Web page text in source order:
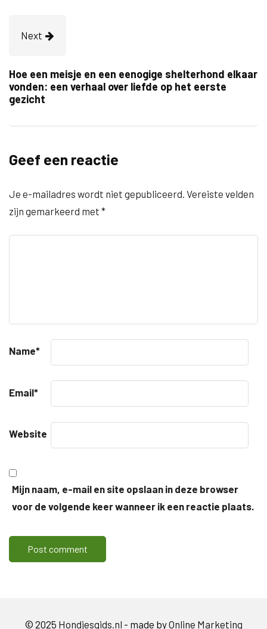
Next
Hoe een meisje en een eenogige shelterhond elkaar
vonden: een verhaal over liefde op het eerste
gezicht
Geef een reactie
Je e-mailadres wordt niet gepubliceerd. Vereiste velden
zijn gemarkeerd met *
Name*
Email*
Website
Mijn naam, e-mail en site opslaan in deze browser
voor de volgende keer wanneer ik een reactie plaats.
© 2025 Hondjesgids.nl - made byOnline Marketing